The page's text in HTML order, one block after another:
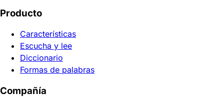
Producto
Características
Escucha y lee
Diccionario
Formas de palabras
Compañía